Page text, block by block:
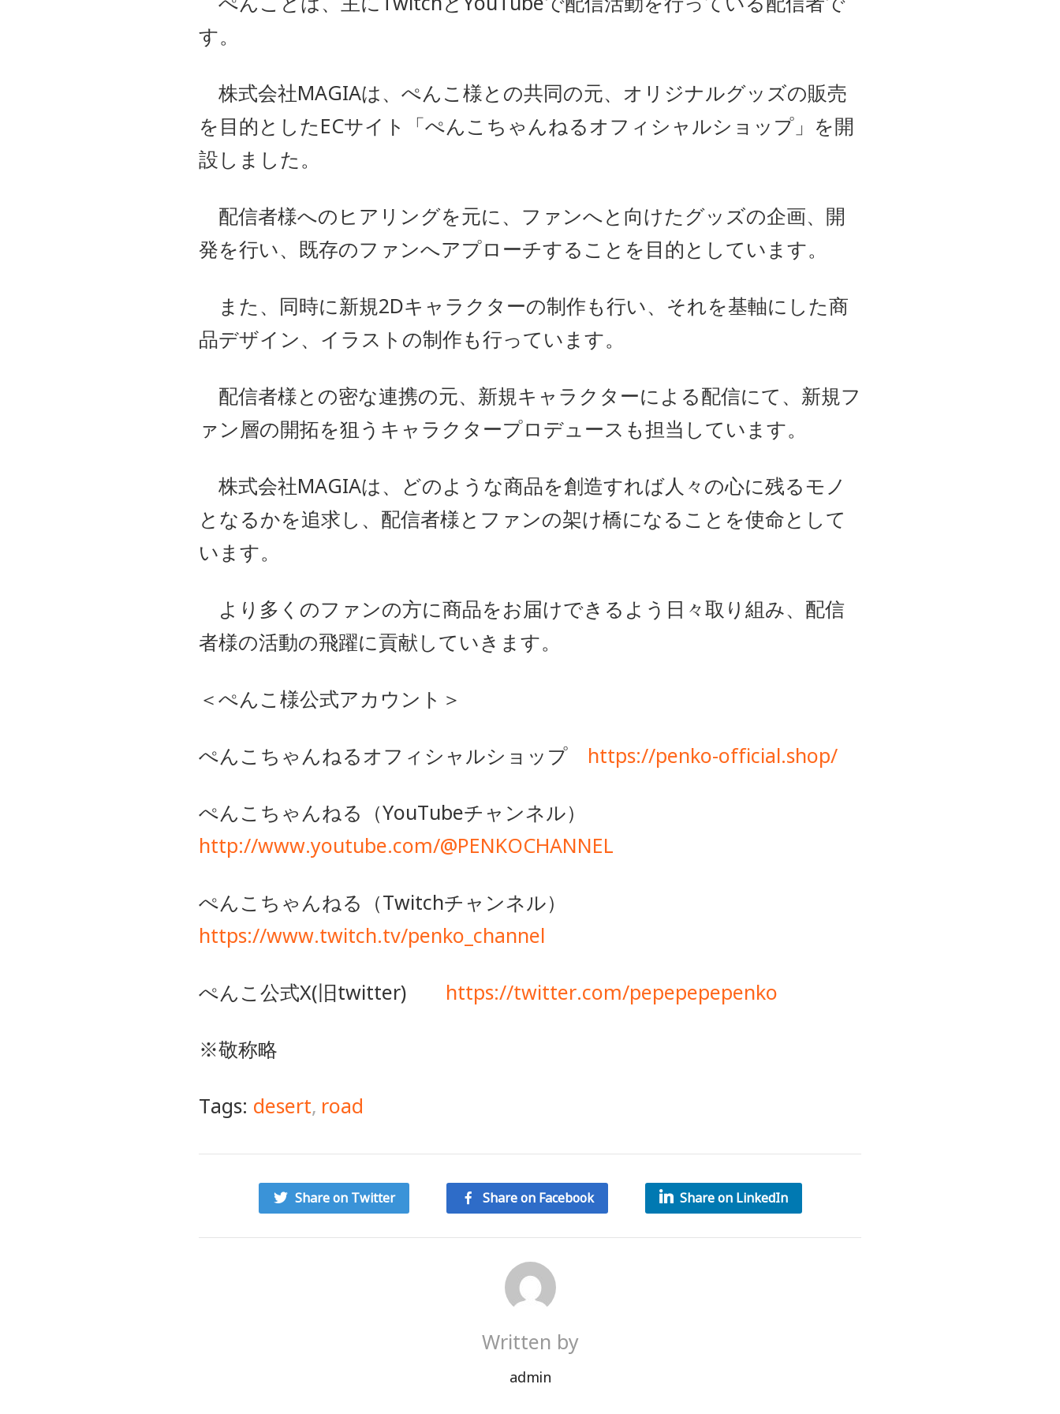
す。
株式会社MAGIAは、ぺんこ様との共同の元、オリジナルグッズの販売
を目的としたECサイト「ぺんこちゃんねるオフィシャルショップ」を開
設しました。
配信者様へのヒアリングを元に、ファンへと向けたグッズの企画、開
発を行い、既存のファンへアプローチすることを目的としています。
また、同時に新規2Dキャラクターの制作も行い、それを基軸にした商
品デザイン、イラストの制作も行っています。
配信者様との密な連携の元、新規キャラクターによる配信にて、新規フ
ァン層の開拓を狙うキャラクタープロデュースも担当しています。
株式会社MAGIAは、どのような商品を創造すれば人々の心に残るモノ
となるかを追求し、配信者様とファンの架け橋になることを使命として
います。
より多くのファンの方に商品をお届けできるよう日々取り組み、配信
者様の活動の飛躍に貢献していきます。
＜ぺんこ様公式アカウント＞
ぺんこちゃんねるオフィシャルショップ https://penko-official.shop/
ぺんこちゃんねる（YouTubeチャンネル）
http://www.youtube.com/@PENKOCHANNEL
ぺんこちゃんねる（Twitchチャンネル）
https://www.twitch.tv/penko_channel
ぺんこ公式X(旧twitter) https://twitter.com/pepepepepenko
※敬称略
Tags: desert, road
Share on Twitter Share on Facebook Share on LinkedIn
Written by
admin